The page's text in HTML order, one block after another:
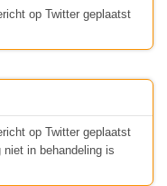
op Twitter geplaatst
op Twitter geplaatst
in behandeling is